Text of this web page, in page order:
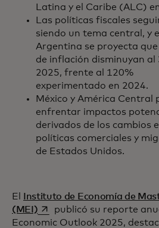
Latina y el Caribe (ALC)
Las políticas fiscales
siendo un tema central, y
Argentina se proyecta
de inflación disminuyan al
2025, frente al 120%
experimentado en 2024.
México y América Central
enfrentar impactos
derivados de los cambios
políticas comerciales y
de Estados Unidos.
El Instituto de Economía de
(MEI)se abre en una pestaña
publicó su reporte
Economic Outlook 2025,